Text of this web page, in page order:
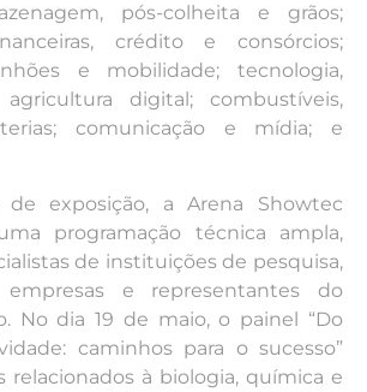
pós-colheita e grãos;
crédito e consórcios;
e mobilidade; tecnologia,
digital; combustíveis,
comunicação e mídia; e
exposição, a Arena Showtec
programação técnica ampla,
de instituições de pesquisa,
empresas e representantes do
No dia 19 de maio, o painel “Do
caminhos para o sucesso”
relacionados à biologia, química e